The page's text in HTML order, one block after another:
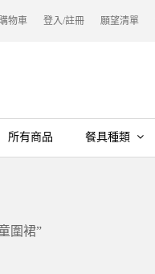
購物車 登入/註冊 願望清單
所有商品 餐具種類
圍裙”